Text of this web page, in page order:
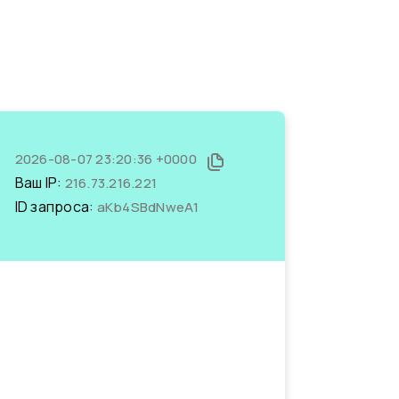
2026-08-07 23:20:36 +0000
Ваш IP: 216.73.216.221
ID запроса: aKb4SBdNweA1